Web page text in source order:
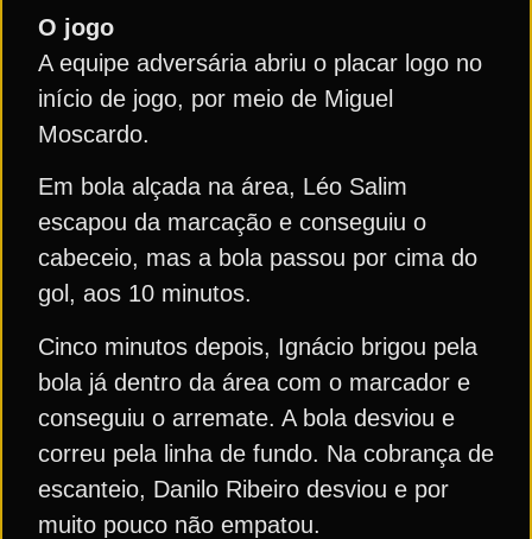
O jogo
A equipe adversária abriu o placar logo no
início de jogo, por meio de Miguel
Moscardo.
Em bola alçada na área, Léo Salim
escapou da marcação e conseguiu o
cabeceio, mas a bola passou por cima do
gol, aos 10 minutos.
Cinco minutos depois, Ignácio brigou pela
bola já dentro da área com o marcador e
conseguiu o arremate. A bola desviou e
correu pela linha de fundo. Na cobrança de
escanteio, Danilo Ribeiro desviou e por
muito pouco não empatou.